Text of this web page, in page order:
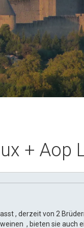
+ Aop
, derzeit von 2
, bieten sie auch